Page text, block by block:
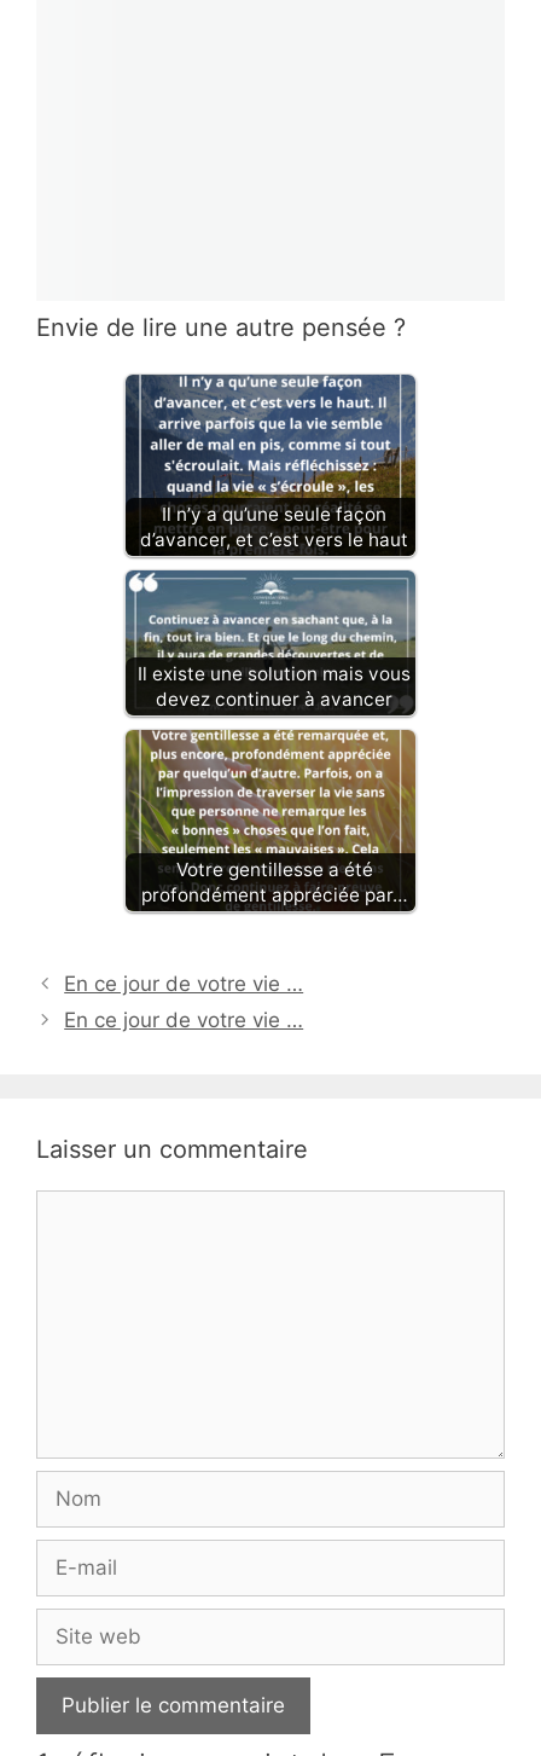
Envie de lire une autre pensée ?
Il n’y a qu’une seule façon
d’avancer, et c’est vers le haut
Il existe une solution mais vous
devez continuer à avancer
Votre gentillesse a été
profondément appréciée par…
En ce jour de votre vie …
En ce jour de votre vie …
Laisser un commentaire
mail
web